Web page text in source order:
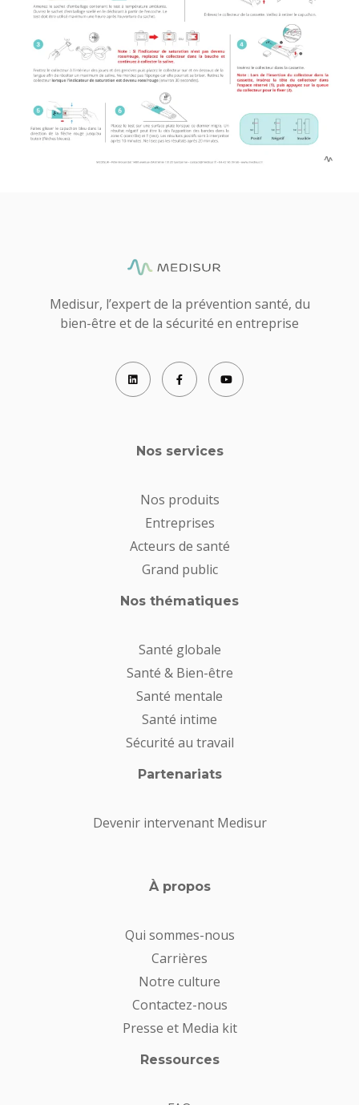
Medisur, l’expert de la prévention santé, du
bien-être et de la sécurité en entreprise
Nos services
Nos produits
Entreprises
Acteurs de santé
Grand public
Nos thématiques
Santé globale
Santé & Bien-être
Santé mentale
Santé intime
Sécurité au travail
Partenariats
Devenir intervenant Medisur
À propos
Qui sommes-nous
Carrières
Notre culture
Contactez-nous
Presse et Media kit
Ressources